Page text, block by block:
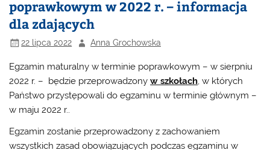
poprawkowym w 2022 r. – informacja
dla zdających
22 lipca 2022 Anna Grochowska
Egzamin maturalny w terminie poprawkowym – w sierpniu
2022 r. – będzie przeprowadzonyw szkołach, w których
Państwo przystępowali do egzaminu w terminie głównym –
w maju 2022 r..
Egzamin zostanie przeprowadzony z zachowaniem
wszystkich zasad obowiązujących podczas egzaminu w